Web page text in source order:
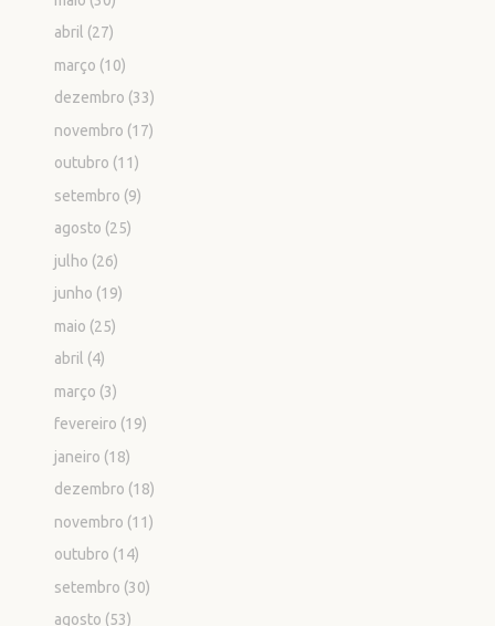
abril (27)
março (10)
dezembro (33)
novembro (17)
outubro (11)
setembro (9)
agosto (25)
julho (26)
junho (19)
maio (25)
abril (4)
março (3)
fevereiro (19)
janeiro (18)
dezembro (18)
novembro (11)
outubro (14)
setembro (30)
agosto (53)